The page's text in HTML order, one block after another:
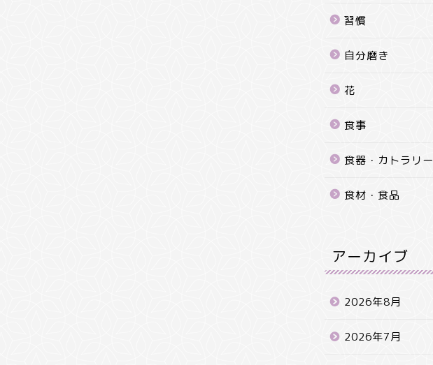
習慣
自分磨き
花
食事
食器・カトラリー
食材・食品
アーカイブ
2026年8月
2026年7月